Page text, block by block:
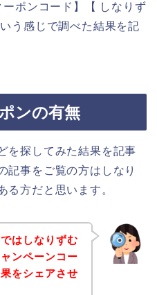
ポンコード】【 しなりず
う感じで調べた結果を記
ンの有無
を探してみた結果を記事
記事をご覧の方はしなり
る方だと思います。
はしなりずむ
ンペーンコー
をシェアさせ